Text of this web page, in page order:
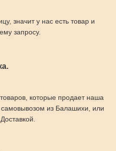
значит у нас есть товар и
запросу.
которые продает наша
из Балашихи, или